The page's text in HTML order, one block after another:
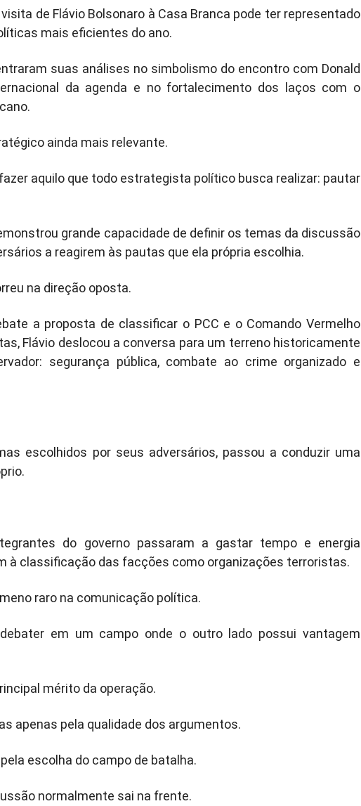
de Flávio Bolsonaro à Casa Branca pode ter representado
mais eficientes do ano.
suas análises no simbolismo do encontro com Donald
da agenda e no fortalecimento dos laços com o
ainda mais relevante.
aquilo que todo estrategista político busca realizar: pautar
grande capacidade de definir os temas da discussão
a reagirem às pautas que ela própria escolhia.
na direção oposta.
a proposta de classificar o PCC e o Comando Vermelho
Flávio deslocou a conversa para um terreno historicamente
segurança pública, combate ao crime organizado e
escolhidos por seus adversários, passou a conduzir uma
do governo passaram a gastar tempo e energia
à classificação das facções como organizações terroristas.
raro na comunicação política.
em um campo onde o outro lado possui vantagem
mérito da operação.
apenas pela qualidade dos argumentos.
escolha do campo de batalha.
normalmente sai na frente.